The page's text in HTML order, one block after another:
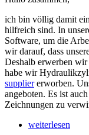
ich bin völlig damit
hilfreich sind. In
Software, um die
wir darauf, dass
Deshalb erwerben
habe wir
suppliererworben.
angeboten. Es ist
Zeichnungen zu
weiterlesen